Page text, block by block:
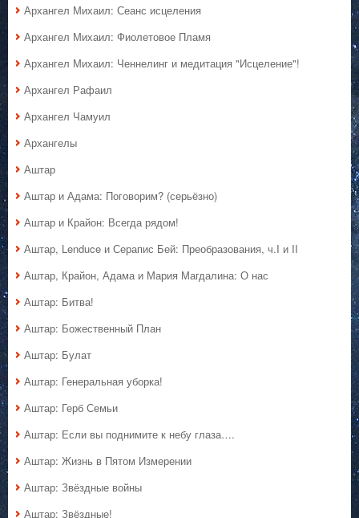
Архангел Михаил: Сеанс исцеления
Архангел Михаил: Фиолетовое Пламя
Архангел Михаил: Ченнелинг и медитация "Исцеление"!
Архангел Рафаил
Архангел Чамуил
Архангелы
Аштар
Аштар и Адама: Поговорим? (серьёзно)
Аштар и Крайон: Всегда рядом!
Аштар, Lenduce и Серапис Бей: Преобразования, ч.I и II
Аштар, Крайон, Адама и Мария Магдалина: О нас
Аштар: Битва!
Аштар: Божественный План
Аштар: Булат
Аштар: Генеральная уборка!
Аштар: Герб Семьи
Аштар: Если вы поднимите к небу глаза….
Аштар: Жизнь в Пятом Измерении
Аштар: Звёздные войны
Аштар: Звёздные!